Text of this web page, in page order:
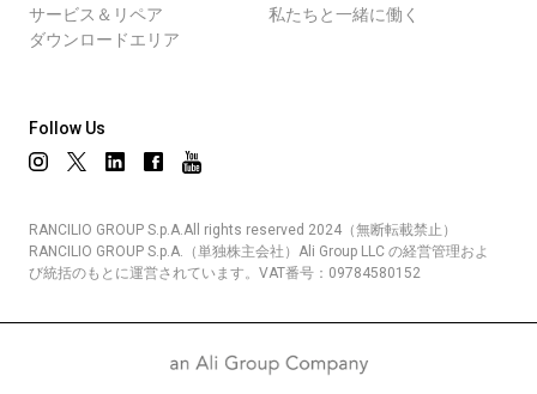
サービス＆リペア
ダウンロードエリア
私たちと一緒に働く
Follow Us
RANCILIO GROUP S.p.A.All rights reserved 2024（無断転載禁止）
RANCILIO GROUP S.p.A.（単独株主会社）Ali Group LLC の経営管理およ
び統括のもとに運営されています。VAT番号：09784580152